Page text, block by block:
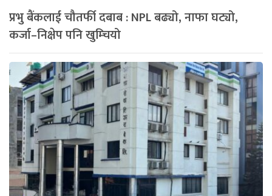
प्रभु बैंकलाई चौतर्फी दबाब : NPL बढ्यो, नाफा घट्यो,
कर्जा–निक्षेप पनि खुम्चियो